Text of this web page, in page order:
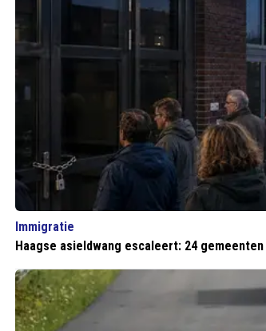
Immigratie
Haagse asieldwang escaleert: 24